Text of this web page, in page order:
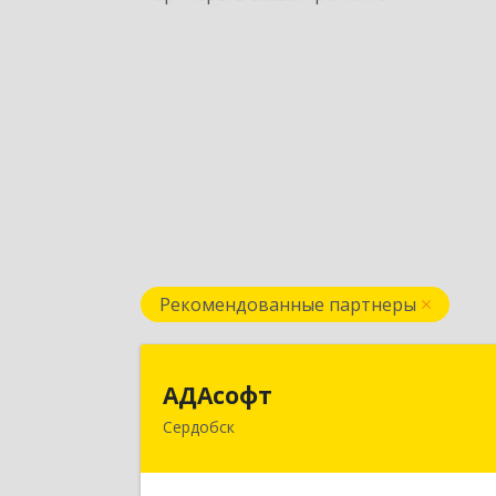
Рекомендованные партнеры
АДАсофт
Сердобск
442894, Пензенская обл, Сердобск г,